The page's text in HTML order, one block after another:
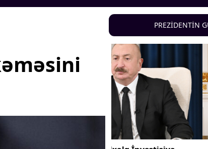
Zəfəri
Kənd təsərrüfatı
nəqliyyat
Məhkəmə və hüquq
Zəfər - 5
Gənclər və İdman
PREZİDENTİN